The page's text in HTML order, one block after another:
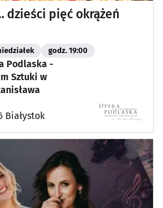
dzieści pięć okrążeń
godz. 19:00
Podlaska -
Sztuki w
Białystok